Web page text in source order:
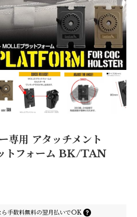
専用 アタッチメント
トフォーム BK/TAN
ら手数料無料の翌月払いでOK